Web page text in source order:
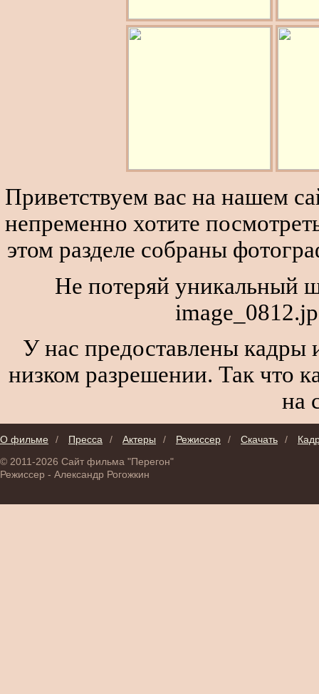
Приветствуем вас на нашем
непременно хотите
этом разделе собраны
Не потеряй уникальный
У нас предоставлены кадры
низком разрешении. Так что
на
О фильме / Пресса / Актеры / Режиссер / Скачать /
© 2011-2026 Сайт фильма "Перегон"
Режиссер - Александр Рогожкин